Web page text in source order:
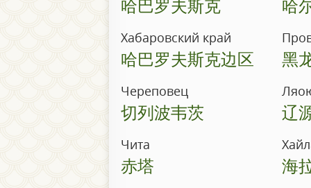
Хабаровский край
哈巴罗夫斯克边区 黑
Череповец
切列波韦茨 辽
Чита
赤塔 海